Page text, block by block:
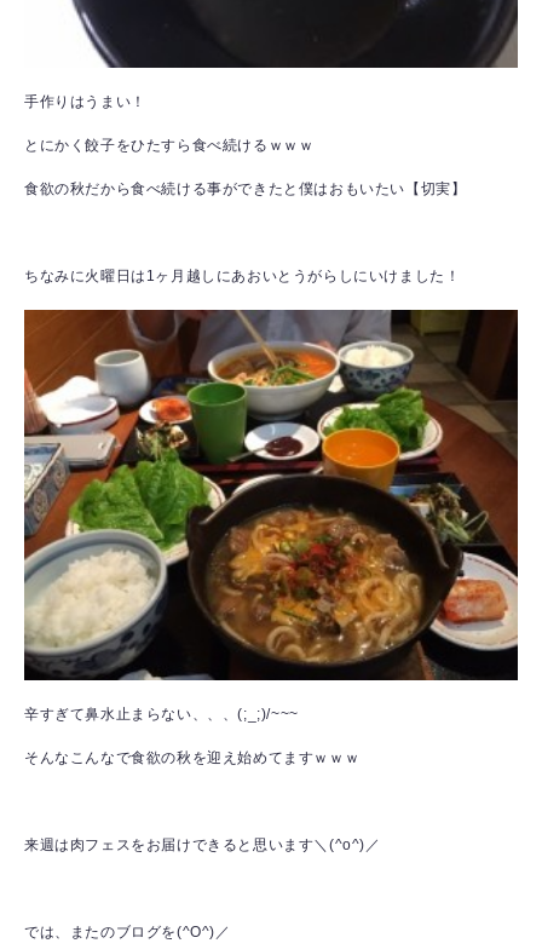
手作りはうまい！
とにかく餃子をひたすら食べ続けるｗｗｗ
食欲の秋だから食べ続ける事ができたと僕はおもいたい【切実】
ちなみに火曜日は1ヶ月越しにあおいとうがらしにいけました！
辛すぎて鼻水止まらない、、、(;_;)/~~~
そんなこんなで食欲の秋を迎え始めてますｗｗｗ
来週は肉フェスをお届けできると思います＼(^o^)／
では、またのブログを(^O^)／